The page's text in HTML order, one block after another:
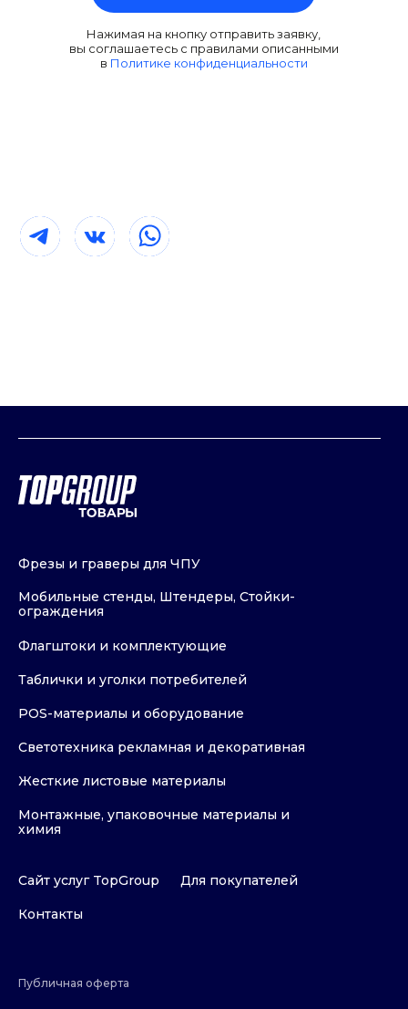
Нажимая на кнопку отправить заявку,
вы соглашаетесь с правилами описанными
в Политике конфиденциальности
Сайт услуг TopGroup Для покупателей
Светотехника рекламная и декоративная
Жесткие листовые материалы
Монтажные, упаковочные материалы и
химия
Мобильные стенды, Штендеры, Стойки-
ограждения
Таблички и уголки потребителей
POS-материалы и оборудование
Публичная оферта
Контакты
Фрезы и граверы для ЧПУ
Флагштоки и комплектующие